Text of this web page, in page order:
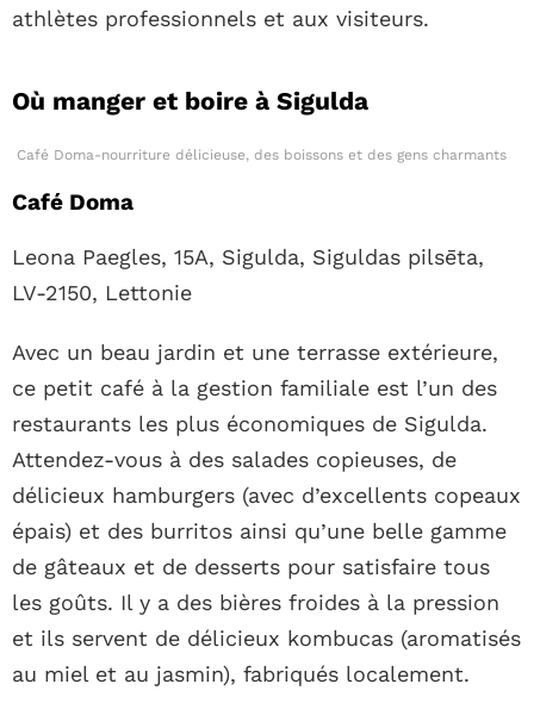
athlètes professionnels et aux visiteurs.
Où manger et boire à Sigulda
Café Doma-nourriture délicieuse, des boissons et des gens charmants
Café Doma
Leona Paegles, 15A, Sigulda, Siguldas pilsēta,
LV-2150, Lettonie
Avec un beau jardin et une terrasse extérieure,
ce petit café à la gestion familiale est l’un des
restaurants les plus économiques de Sigulda.
Attendez-vous à des salades copieuses, de
délicieux hamburgers (avec d’excellents copeaux
épais) et des burritos ainsi qu’une belle gamme
de gâteaux et de desserts pour satisfaire tous
les goûts. Il y a des bières froides à la pression
et ils servent de délicieux kombucas (aromatisés
au miel et au jasmin), fabriqués localement.